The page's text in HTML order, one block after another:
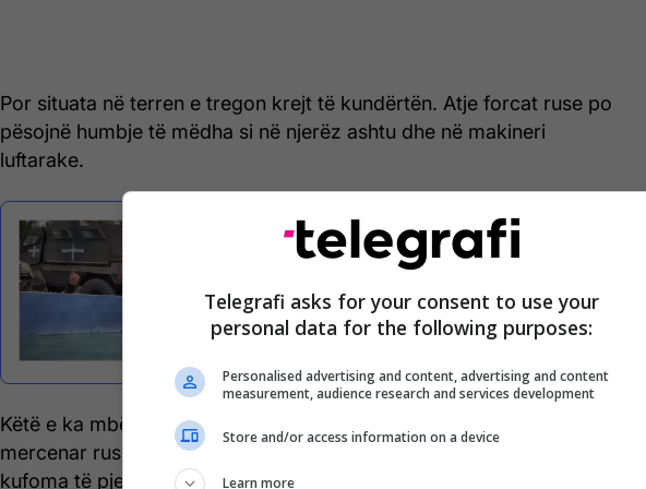
Por situata në terren e tregon krejt të kundërtën. Atje forcat ruse po
pësojnë humbje të mëdha si në njerëz ashtu dhe në makineri
luftarake.
Korpusi i vullnetarëve rusë që
luftojnë përkrah ukrainasve futen
në rajonin e Belgorodit - pamje nga
Këtë e ka mbështetur me deklaratën e tij edhe një pjesëtarë i grupit
mercenar rus Wagner, i cili në një video tha se ka dhjetëra mijëra
kufoma të pjesëtarëve të tyre dhe ushtrisë së rregullt ruse në këtë
Telegrafi asks for your consent to use your
personal data for the following purposes:
Personalised advertising and content, advertising and content
measurement, audience research and services development
Store and/or access information on a device
Learn more